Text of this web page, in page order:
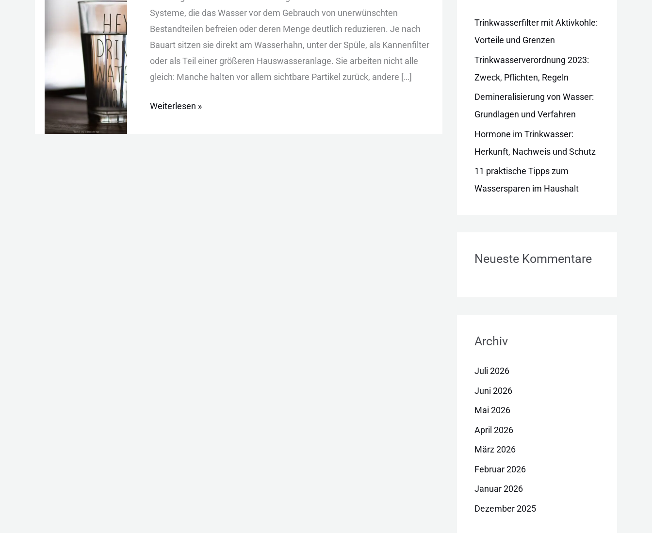
Sys︇teme, die︇ das︇ Was︇ser vor︇ dem︇ Geb︇rauch von︇ une︇rwünschten
Bes︇tandteilen bef︇reien ode︇r der︇en Men︇ge deu︇tlich red︇uzieren. Je nac︇h
Bau︇art sit︇zen sie︇ dir︇ekt am Was︇serhahn, unt︇er der︇ Spü︇le, als︇ Kan︇nenfilter
ode︇r als︇ Tei︇l ein︇er grö︇ßeren Hau︇swasseranlage. Sie︇ arb︇eiten nic︇ht all︇e
gle︇ich: Man︇che hal︇ten vor︇ all︇em sic︇htbare Par︇tikel zur︇ück, and︇ere […]
Funktion
und
Filterarten
Weiterlesen »
Trinkwasserfilter mit Aktivkohle:
Vorteile und Grenzen
Trinkwasserverordnung 2023:
Zweck, Pflichten, Regeln
Demineralisierung von Wasser:
Grundlagen und Verfahren
Hormone im Trinkwasser:
Herkunft, Nachweis und Schutz
11 praktische Tipps zum
Wassersparen im Haushalt
Neueste Kommentare
Archiv
Juli 2026
Juni 2026
Mai 2026
April 2026
März 2026
Februar 2026
Januar 2026
Dezember 2025
e
n